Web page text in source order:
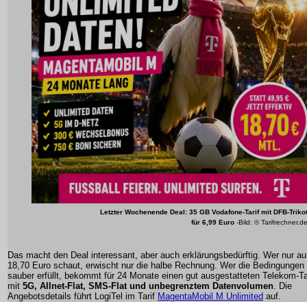
Letzter Wochenende Deal: 35 GB Vodafone-Tarif mit DFB-Trikot
für 6,99 Euro -Bild: © Tarifrechner.de
Das macht den Deal interessant, aber auch erklärungsbedürftig. Wer nur
18,70 Euro schaut, erwischt nur die halbe Rechnung. Wer die Bedingungen
sauber erfüllt, bekommt für 24 Monate einen gut ausgestatteten Telekom-
mit 5G, Allnet-Flat, SMS-Flat und unbegrenztem Datenvolumen . Die
Angebotsdetails führt LogiTel im Tarif MagentaMobil M Unlimited auf.